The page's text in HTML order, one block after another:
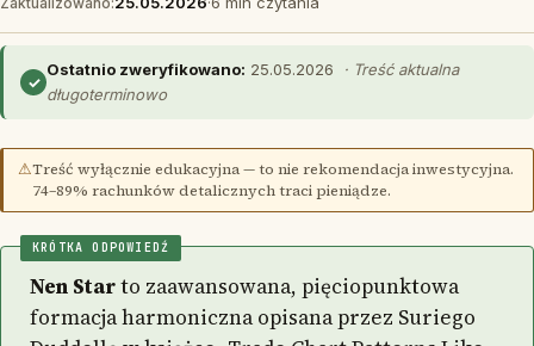
✓
Ostatnio zweryfikowano: 25.05.2026
· Treść aktualna
długoterminowo
⚠Treść wyłącznie edukacyjna — to nie rekomendacja inwestycyjna.
74–89% rachunków detalicznych traci pieniądze.
KRÓTKA ODPOWIEDŹ
Nen Starto zaawansowana, pięciopunktowa
formacja harmoniczna opisana przez Suriego